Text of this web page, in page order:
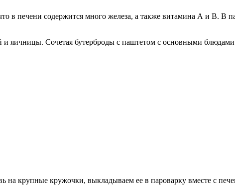
в печени содержится много железа, а также витамина А и В. В
яичницы. Сочетая бутерброды с паштетом с основными блюдами
крупные кружочки, выкладываем ее в пароварку вместе с